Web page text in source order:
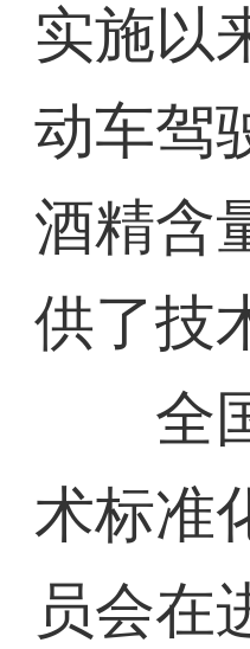
实施以
动车驾
酒精含
供了技
全国
术标准
员会在